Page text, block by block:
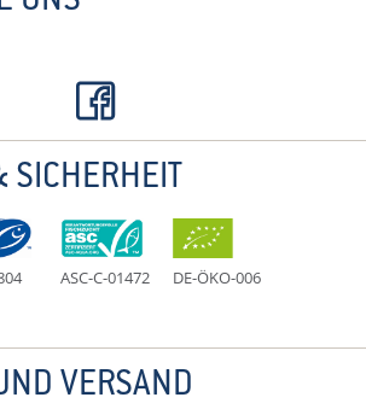
SICHERHEIT
ASC-C-01472 DE-ÖKO-006
VERSAND